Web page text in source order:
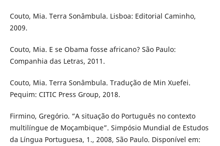
Couto, Mia. Terra Sonâmbula. Lisboa: Editorial Caminho,
2009.
Couto, Mia. E se Obama fosse africano? São Paulo:
Companhia das Letras, 2011.
Couto, Mia. Terra Sonâmbula. Tradução de Min Xuefei.
Pequim: CITIC Press Group, 2018.
Firmino, Gregório. “A situação do Português no contexto
multilíngue de Moçambique”. Simpósio Mundial de Estudos
da Língua Portuguesa, 1., 2008, São Paulo. Disponível em: